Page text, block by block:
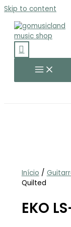
Skip to content
Início /
Quilted
EKO